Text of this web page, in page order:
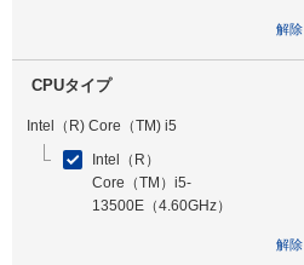
解除
CPUタイプ
Intel（R) Core（TM) i5
Intel（R）
Core（TM）i5-
13500E（4.60GHz）
解除